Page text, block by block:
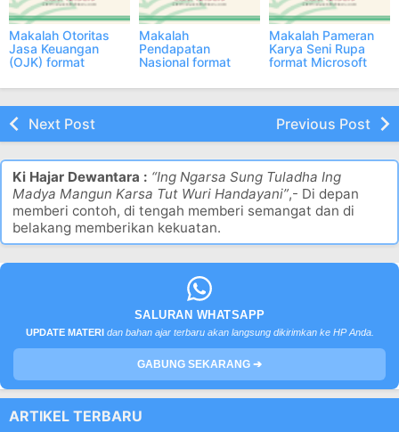
Makalah Otoritas
Jasa Keuangan
(OJK) format
Edisi Terbaru
Makalah
Pendapatan
Nasional format
Edisi Terbaru
Makalah Pameran
Karya Seni Rupa
format Microsoft
Next Post Previous Post
Ki Hajar Dewantara : “Ing Ngarsa Sung Tuladha Ing
Madya Mangun Karsa Tut Wuri Handayani”,- Di depan
memberi contoh, di tengah memberi semangat dan di
belakang memberikan kekuatan.
SALURAN WHATSAPP
UPDATE MATERI dan bahan ajar terbaru akan langsung dikirimkan ke HP Anda.
GABUNG SEKARANG ➔
ARTIKEL TERBARU